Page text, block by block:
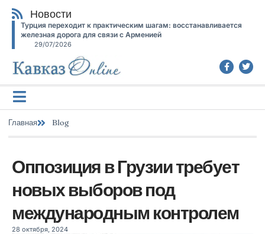
Новости
Турция переходит к практическим шагам: восстанавливается
железная дорога для связи с Арменией
29/07/2026
Главная Blog
Оппозиция в Грузии требует
новых выборов под
международным контролем
28 октября, 2024